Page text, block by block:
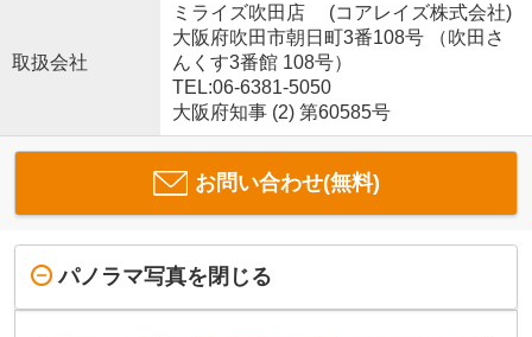
取扱会社
ミライズ吹田店 (コアレイズ株式会社)
大阪府吹田市朝日町3番108号 （吹田さ
んくす3番館 108号）
TEL:06-6381-5050
大阪府知事 (2) 第60585号
お問い合わせ(無料)
パノラマ写真を閉じる